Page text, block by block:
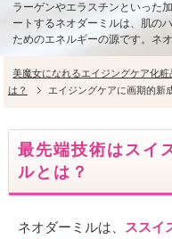
ラーゲンやエラスチンといった
ートするネオダーミルは、肌の
ためのエネルギーの源です。ネ
美魔女になれるエイジングケア化
は？
エイジングケアに画期的新
最先端技術はスイ
ルとは？
ネオダーミルは、 ススイ